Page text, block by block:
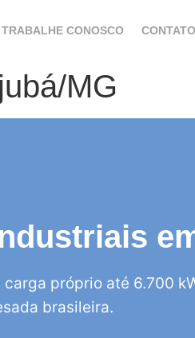
TRABALHE CONOSCO CONTATO
MG
próprio até 6.700
brasileira.